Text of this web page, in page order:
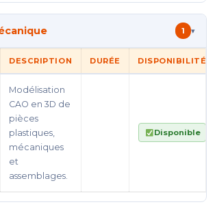
1 ▾
DESCRIPTION DURÉE DISPONIBILITÉ
Modélisation
CAO en 3D de
pièces
plastiques,
mécaniques
et
assemblages.
Disponible